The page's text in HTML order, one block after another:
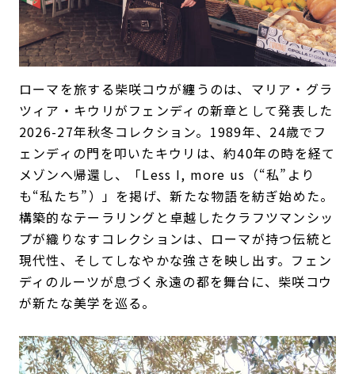
ローマを旅する柴咲コウが纏うのは、マリア・グラ
ツィア・キウリがフェンディの新章として発表した
2026-27年秋冬コレクション。1989年、24歳でフ
ェンディの門を叩いたキウリは、約40年の時を経て
メゾンへ帰還し、「Less I, more us（“私”より
も“私たち”）」を掲げ、新たな物語を紡ぎ始めた。
構築的なテーラリングと卓越したクラフツマンシッ
プが織りなすコレクションは、ローマが持つ伝統と
現代性、そしてしなやかな強さを映し出す。フェン
ディのルーツが息づく永遠の都を舞台に、柴咲コウ
が新たな美学を巡る。